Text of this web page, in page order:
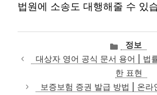
법원에 소송도 대행해줄 수 있
카
테
고
리
정보
대상자 영어 공식 문서 용어 | 법
한 표현
보증보험 증권 발급 방법 | 온